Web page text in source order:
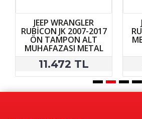
JEEP WRANGLER
RUBİCON JK 2007-2017
ÖN TAMPON ALT
MUHAFAZASI METAL
11.472 TL